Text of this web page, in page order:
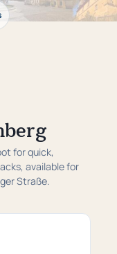
for quick,
available for
Straße.